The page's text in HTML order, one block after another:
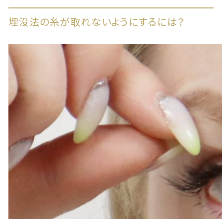
埋没法の糸が取れないようにするには？